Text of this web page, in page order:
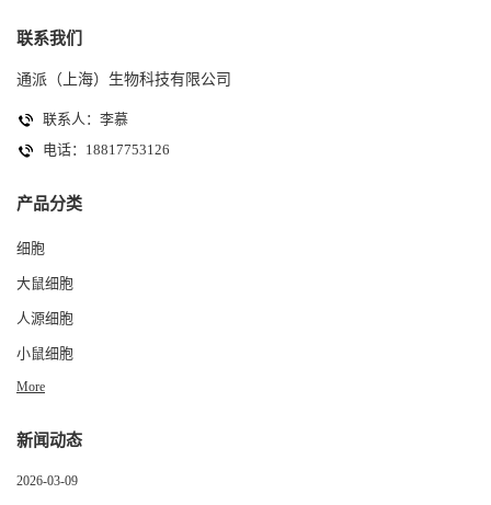
联系我们
通派（上海）生物科技有限公司
联系人：李慕
电话：18817753126
产品分类
细胞
大鼠细胞
人源细胞
小鼠细胞
More
新闻动态
2026-03-09